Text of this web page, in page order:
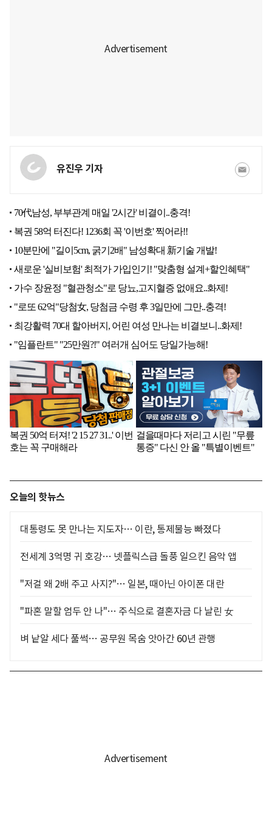
유진우 기자
오늘의 핫뉴스
대통령도 못 만나는 지도자… 이란, 통제불능 빠졌다
전세계 3억명 귀 호강… 넷플릭스급 돌풍 일으킨 음악 앱
"저걸 왜 2배 주고 사지?"… 일본, 때아닌 아이폰 대란
"파혼 말할 엄두 안 나"… 주식으로 결혼자금 다 날린 女
벼 낱알 세다 풀썩… 공무원 목숨 앗아간 60년 관행